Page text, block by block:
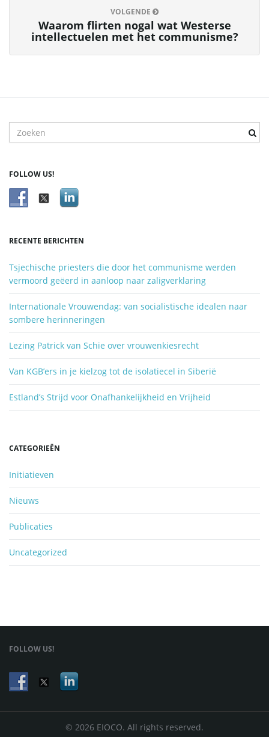
VOLGENDE
Waarom flirten nogal wat Westerse
intellectuelen met het communisme?
r
w
o
z
e
k
n
.
.
FOLLOW US!
RECENTE BERICHTEN
Tsjechische priesters die door het communisme werden
vermoord geëerd in aanloop naar zaligverklaring
Internationale Vrouwendag: van socialistische idealen naar
sombere herinneringen
Lezing Patrick van Schie over vrouwenkiesrecht
Van KGB’ers in je kielzog tot de isolatiecel in Siberië
Estland’s Strijd voor Onafhankelijkheid en Vrijheid
CATEGORIEËN
Initiatieven
Nieuws
Publicaties
Uncategorized
FOLLOW US!
© 2026 EIOCO. All rights reserved.